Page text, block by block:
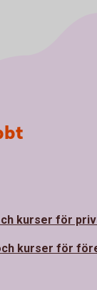
kurser för
kurser för